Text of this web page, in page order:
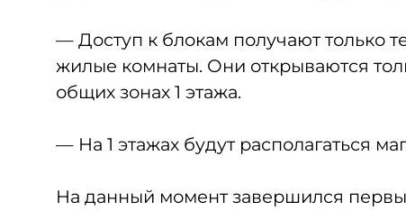
— Доступ к блокам получают только
жилые комнаты. Они открываются
общих зонах 1 этажа.
— На 1 этажах будут располагаться
На данный момент завершился